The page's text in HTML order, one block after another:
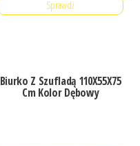
Sprawdź
Biurko Z Szufladą 110X55X75
Cm Kolor Dębowy